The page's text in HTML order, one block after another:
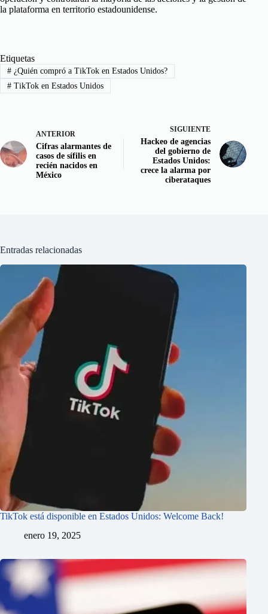
la plataforma en territorio estadounidense.
Etiquetas
#¿Quién compró a TikTok en Estados Unidos?
#TikTok en Estados Unidos
ANTERIOR
Cifras alarmantes de
casos de sífilis en
recién nacidos en
México
SIGUIENTE
Hackeo de agencias
del gobierno de
Estados Unidos:
crece la alarma por
ciberataques
Entradas relacionadas
TikTok está disponible en Estados Unidos: Welcome Back!
enero 19, 2025